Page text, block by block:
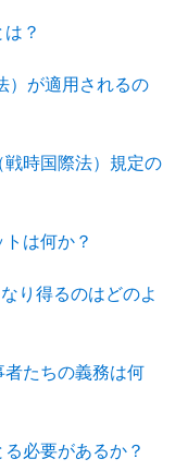
？
）が適用されるの
時国際法）規定の
は何か？
り得るのはどのよ
たちの義務は何
必要があるか？